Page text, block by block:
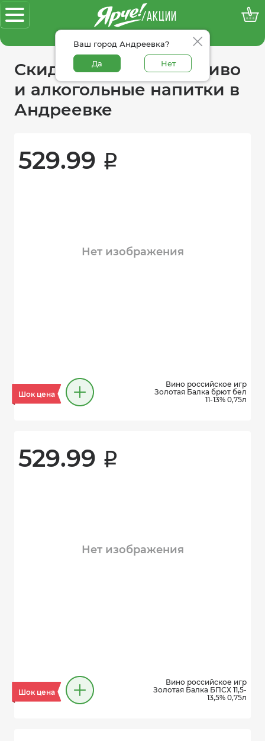
/АКЦИИ
Ваш город Андреевка?
Да Нет
100% достоверные акции
Скидки в категории пиво
и алкогольные напитки в
Андреевке
529.99 i
Нет изображения
Шок цена
Вино российское игр
Золотая Балка брют бел
11-13% 0,75л
529.99 i
Нет изображения
Шок цена
Вино российское игр
Золотая Балка БПСХ 11,5-
13,5% 0,75л